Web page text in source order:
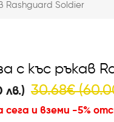
Rashguard Soldier
с къс ръкав
лв.) 30.68€
сега и вземи -5%